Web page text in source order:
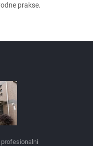
prakse.
profesionalni